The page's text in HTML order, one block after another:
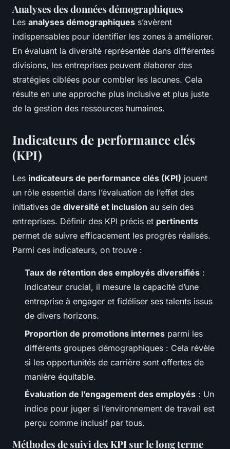
Analyses des données démographiques
Les analyses démographiques s’avèrent
indispensables pour identifier les zones à améliorer.
En évaluant la diversité représentée dans différentes
divisions, les entreprises peuvent élaborer des
stratégies ciblées pour combler les lacunes. Cela
résulte en une approche plus inclusive et plus juste
de la gestion des ressources humaines.
Indicateurs de performance clés
(KPI)
Les indicateurs de performance clés (KPI) jouent
un rôle essentiel dans l’évaluation de l’effet des
initiatives de diversité et inclusion au sein des
entreprises. Définir des KPI précis et pertinents
permet de suivre efficacement les progrès réalisés.
Parmi ces indicateurs, on trouve :
Taux de rétention des employés diversifiés :
Indicateur crucial, il mesure la capacité d’une
entreprise à engager et fidéliser ses talents issus
de divers horizons.
Proportion de promotions internes parmi les
différents groupes démographiques : Cela révèle
si les opportunités de carrière sont offertes de
manière équitable.
Évaluation de l’engagement des employés : Un
indice pour juger si l’environnement de travail est
perçu comme inclusif par tous.
Méthodes de suivi des KPI sur le long terme